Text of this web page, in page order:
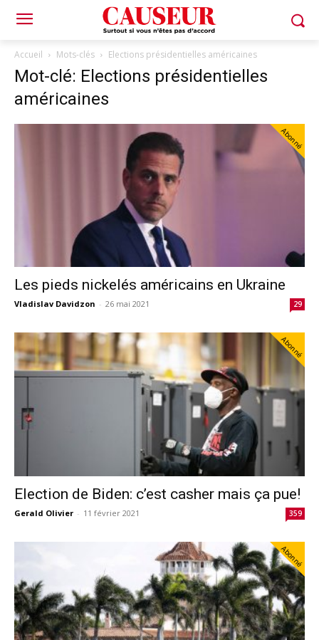
Accueil Mots-clés Elections présidentielles américaines
Mot-clé: Elections présidentielles
américaines
Abonné
Les pieds nickelés américains en Ukraine
Vladislav Davidzon - 26 mai 2021 29
Abonné
Election de Biden: c’est casher mais ça pue!
Gerald Olivier - 11 février 2021 359
Abonné